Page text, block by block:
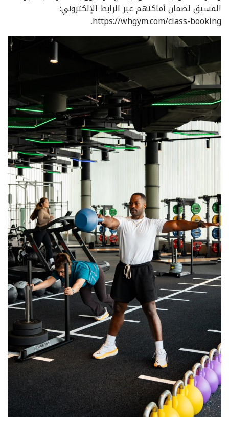
المسبق لضمان أماكنهم عبر الرابط الإلكتروني:
https://whgym.com/class-booking.